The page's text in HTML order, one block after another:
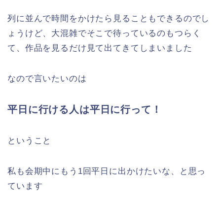
列に並んで時間をかけたら見ることもできるのでし
ょうけど、大混雑でそこで待っているのもつらく
て、作品を見るだけ見て出てきてしまいました
なので言いたいのは
平日に行ける人は平日に行って！
ということ
私も会期中にもう1回平日に出かけたいな、と思っ
ています